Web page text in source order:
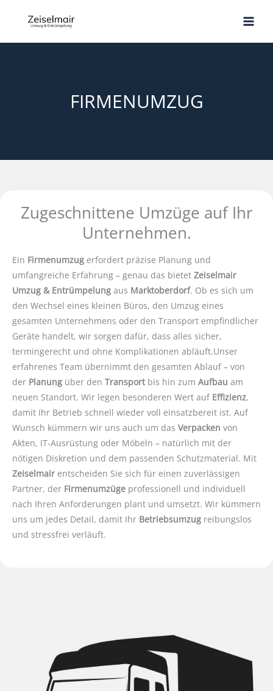
FIRMENUMZUG
Zugeschnittene Umzüge auf Ihr
Unternehmen.
Ein Firmenumzug erfordert präzise Planung und
umfangreiche Erfahrung – genau das bietet Zeiselmair
Umzug & Entrümpelung aus Marktoberdorf. Ob es sich um
den Wechsel eines kleinen Büros, den Umzug eines
gesamten Unternehmens oder den Transport empfindlicher
Geräte handelt, wir sorgen dafür, dass alles sicher,
termingerecht und ohne Komplikationen abläuft.Unser
erfahrenes Team übernimmt den gesamten Ablauf – von
der Planung über den Transport bis hin zum Aufbau am
neuen Standort. Wir legen besonderen Wert auf Effizienz,
damit Ihr Betrieb schnell wieder voll einsatzbereit ist. Auf
Wunsch kümmern wir uns auch um das Verpacken von
Akten, IT-Ausrüstung oder Möbeln – natürlich mit der
nötigen Diskretion und dem passenden Schutzmaterial. Mit
Zeiselmair entscheiden Sie sich für einen zuverlässigen
Partner, der Firmenumzüge professionell und individuell
nach Ihren Anforderungen plant und umsetzt. Wir kümmern
uns um jedes Detail, damit Ihr Betriebsumzug reibungslos
und stressfrei verläuft.